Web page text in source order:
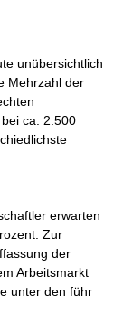
unübersichtlich
Mehrzahl der
ca. 2.500
erwarten
Zur
der
Arbeitsmarkt
unter den führ